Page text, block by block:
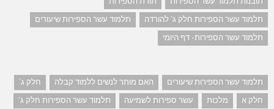
תלמוד עשר הספירות חלק ג' להורדה
תלמוד עשר הספירות שיעורים
תלמוד עשר הספירות- דף היומי
תלמוד עשר הספירות שיעורים האם מותר לנשים ללמוד קבלה
חלק ג'
חלק א
מלכות עשר ספירות לשמיעה
תלמוד עשר הספירות חלק ג'